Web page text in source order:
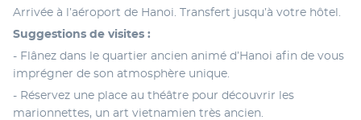
Arrivée à l’aéroport de Hanoi. Transfert jusqu’à votre hôtel.
Suggestions de visites :
- Flânez dans le quartier ancien animé d’Hanoi afin de vous
imprégner de son atmosphère unique.
- Réservez une place au théâtre pour découvrir les
marionnettes, un art vietnamien très ancien.